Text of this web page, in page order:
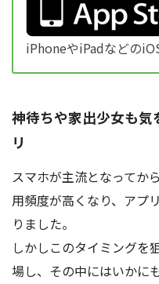
iPhoneやiPadなどの
神待ちや家出少女も
リ
スマホが主流となってか
用頻度が高くなり、アプ
りました。
しかしこのタイミングを
場し、その中にはいかに